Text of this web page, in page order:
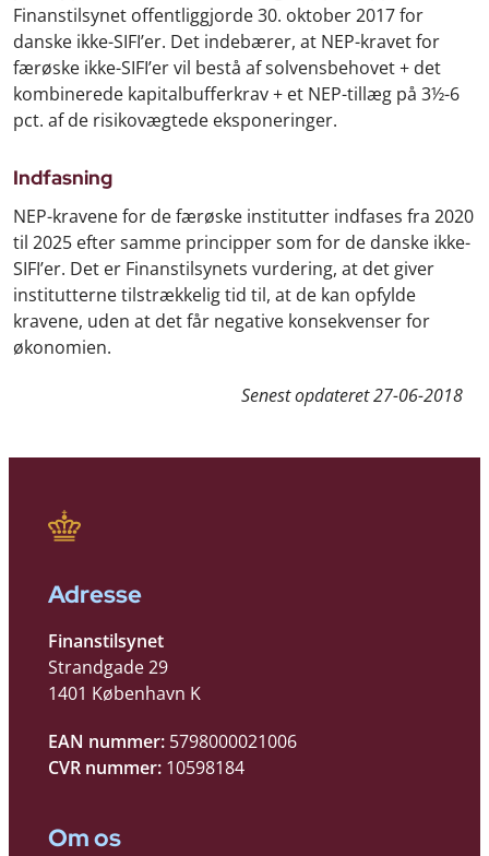
Finanstilsynet offentliggjorde 30. oktober 2017 for
danske ikke-SIFI’er. Det indebærer, at NEP-kravet for
færøske ikke-SIFI’er vil bestå af solvensbehovet + det
kombinerede kapitalbufferkrav + et NEP-tillæg på 3½-6
pct. af de risikovægtede eksponeringer.
Indfasning
NEP-kravene for de færøske institutter indfases fra 2020
til 2025 efter samme principper som for de danske ikke-
SIFI’er. Det er Finanstilsynets vurdering, at det giver
institutterne tilstrækkelig tid til, at de kan opfylde
kravene, uden at det får negative konsekvenser for
økonomien.
Senest opdateret27-06-2018
Adresse
Finanstilsynet
Strandgade 29
1401 København K
EAN nummer: 5798000021006
CVR nummer: 10598184
Om os